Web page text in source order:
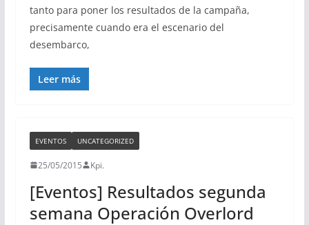
tanto para poner los resultados de la campaña,
precisamente cuando era el escenario del
desembarco,
Leer más
EVENTOS UNCATEGORIZED
25/05/2015 Kpi.
[Eventos] Resultados segunda
semana Operación Overlord